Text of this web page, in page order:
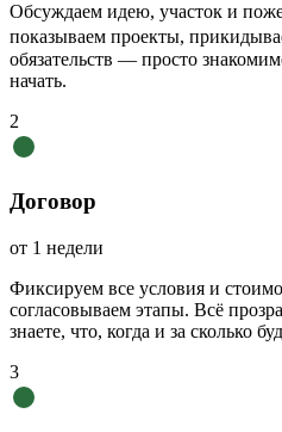
Обсуждаем идею, участок и
показываем проекты,
обязательств — просто
начать.
2
Договор
от 1 недели
Фиксируем все условия и
согласовываем этапы. Всё
знаете, что, когда и за сколько
3